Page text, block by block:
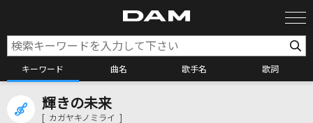
キーワード 曲名 歌手名 歌詞
輝きの未来
[ カガヤキノミライ ]